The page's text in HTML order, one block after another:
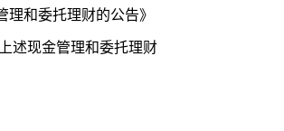
和委托理财的公告》
述现金管理和委托理财